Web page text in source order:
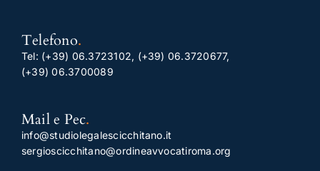
Telefono.
Tel: (+39) 06.3723102, (+39) 06.3720677,
(+39) 06.3700089
Mail e Pec.
info@studiolegalescicchitano.it
sergioscicchitano@ordineavvocatiroma.org